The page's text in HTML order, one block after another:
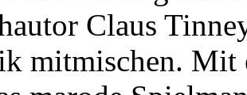
Claus
mitmischen. Mit